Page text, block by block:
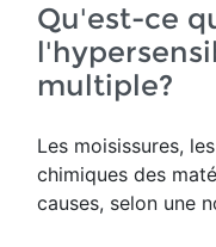
Qu'est-ce
multiple?
Les moisissures,
chimiques des
causes, selon une